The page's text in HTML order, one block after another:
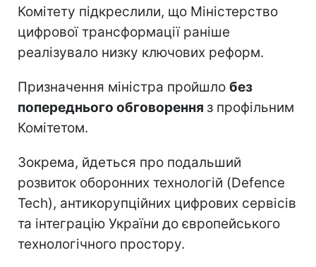
Комітету підкреслили, що Міністерство
цифрової трансформації раніше
реалізувало низку ключових реформ.
Призначення міністра пройшло без
попереднього обговорення з профільним
Комітетом.
Зокрема, йдеться про подальший
розвиток оборонних технологій (Defence
Tech), антикорупційних цифрових сервісів
та інтеграцію України до європейського
технологічного простору.